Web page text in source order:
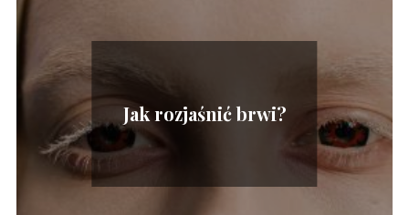
Jak rozjaśnić brwi?